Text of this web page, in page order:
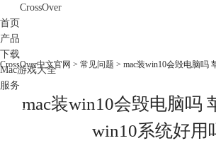
CrossOver
首页
产品
下载
Mac游戏大全
服务
购买
CrossOver中文官网 > 常见问题 > mac装win10会毁电脑吗
mac装win10会毁电脑吗
win10系统好用